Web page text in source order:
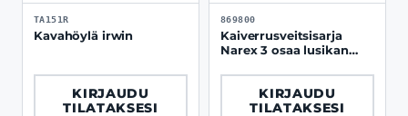
TA151R
Kavahöylä irwin
KIRJAUDU
TILATAKSESI
869800
Kaiverrusveitsisarja
Narex 3 osaa lusikan
KIRJAUDU
TILATAKSESI